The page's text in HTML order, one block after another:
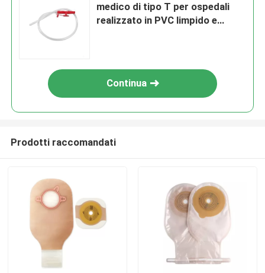
medico di tipo T per ospedali
realizzato in PVC limpido e
Continua
Prodotti raccomandati